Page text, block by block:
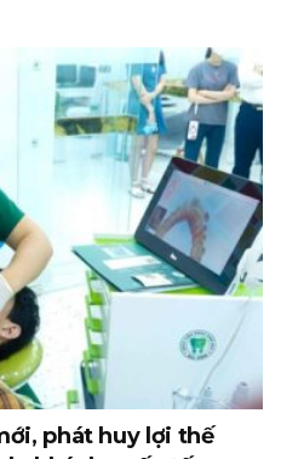
phát huy lợi thế